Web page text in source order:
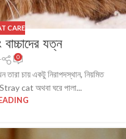
CARE
যত্ন
0
তারা চায় একটু নিরাপদস্থান, নিয়মিত
cat অথবা ঘরে পালা...